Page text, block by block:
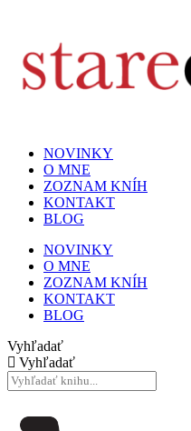
NOVINKY
O MNE
ZOZNAM KNÍH
KONTAKT
BLOG
NOVINKY
O MNE
ZOZNAM KNÍH
KONTAKT
BLOG
Vyhľadať
Vyhľadať